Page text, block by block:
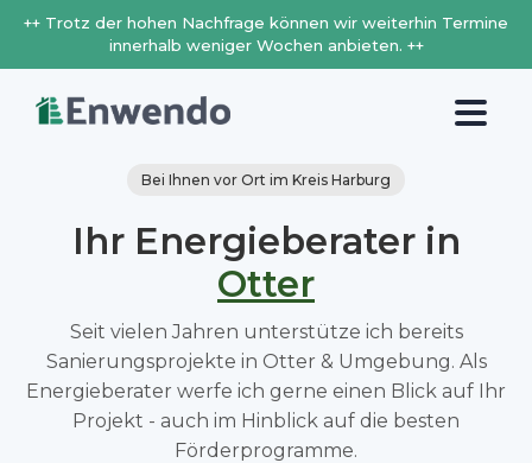
++ Trotz der hohen Nachfrage können wir weiterhin Termine
innerhalb weniger Wochen anbieten. ++
Bei Ihnen vor Ort im Kreis Harburg
Ihr Energieberater in
Otter
Seit vielen Jahren unterstütze ich bereits
Sanierungsprojekte in Otter & Umgebung. Als
Energieberater werfe ich gerne einen Blick auf Ihr
Projekt - auch im Hinblick auf die besten
Förderprogramme.